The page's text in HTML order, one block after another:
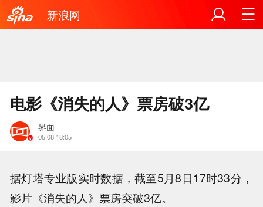
新浪网
电影《消失的人》票房破3亿
界面
05.08 18:05
据灯塔专业版实时数据，截至5月8日17时33分，
影片《消失的人》票房突破3亿。